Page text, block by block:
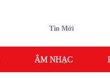
Tin Mới
ÂM NHẠC